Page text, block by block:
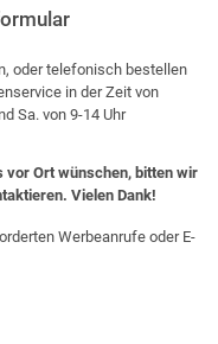
oder telefonisch bestellen
in der Zeit von
Sa. von 9-14 Uhr
vor Ort wünschen, bitten wir
Vielen Dank!
Werbeanrufe oder E-